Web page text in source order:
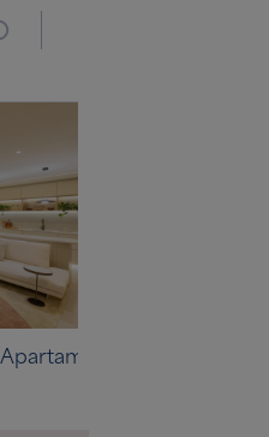
Apartamentos